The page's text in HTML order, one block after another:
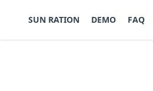
SUN RATION DEMO FAQ